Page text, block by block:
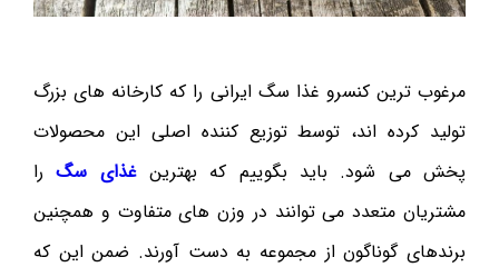
مرغوب ترین‌ کنسرو غذا سگ ایرانی را که کارخانه های بزرگ
تولید کرده اند، توسط توزیع کننده اصلی این محصولات
پخش می شود. باید بگوییم که بهترینغذای سگرا
مشتریان متعدد می توانند در وزن های متفاوت و همچنین
برندهای گوناگون از مجموعه به دست آورند. ضمن این که